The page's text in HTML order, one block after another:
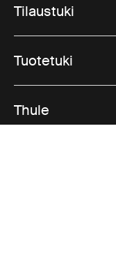
Tilaustuki
Tuotetuki
Thule